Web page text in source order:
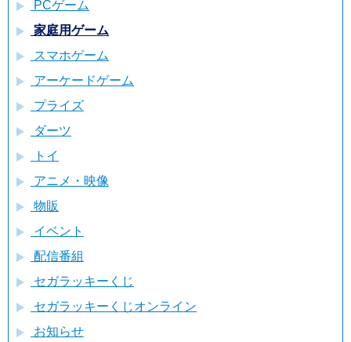
PCゲーム
家庭用ゲーム
スマホゲーム
アーケードゲーム
プライズ
ダーツ
トイ
アニメ・映像
物販
イベント
配信番組
セガラッキーくじ
セガラッキーくじオンライン
お知らせ